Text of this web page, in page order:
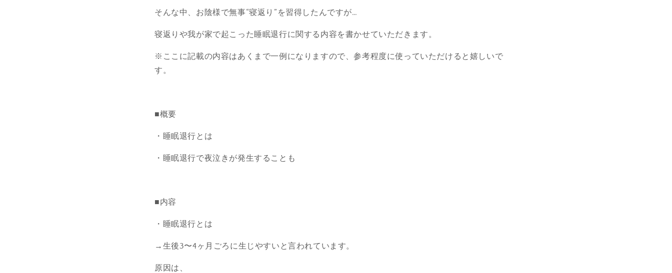
そんな中、お陰様で無事“寝返り”を習得したんですが…
寝返りや我が家で起こった睡眠退行に関する内容を書かせていただきます。
※ここに記載の内容はあくまで一例になりますので、参考程度に使っていただけると嬉しいで
す。
■概要
・睡眠退行とは
・睡眠退行で夜泣きが発生することも
■内容
・睡眠退行 とは
→生後3〜4ヶ月ごろに生じやすいと言われています。
原因は、